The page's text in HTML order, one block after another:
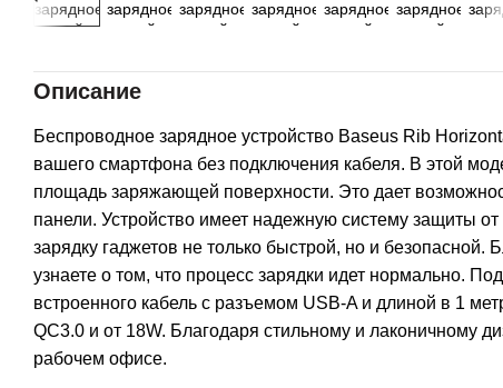
Описание
Беспроводное зарядное устройство Baseus Rib
вашего смартфона без подключения кабеля. В этой
площадь заряжающей поверхности. Это дает
панели. Устройство имеет надежную систему защиты
зарядку гаджетов не только быстрой, но и безопасной.
узнаете о том, что процесс зарядки идет нормально.
встроенного кабель с разъемом USB-A и длиной в 1
QC3.0 и от 18W. Благодаря стильному и лаконичному
рабочем офисе.